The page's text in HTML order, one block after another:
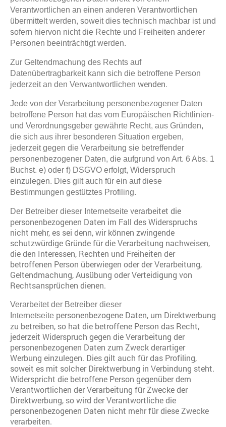
Verantwortlichen an einen anderen Verantwortlichen
übermittelt werden, soweit dies technisch machbar ist und
sofern hiervon nicht die Rechte und Freiheiten anderer
Personen beeinträchtigt werden.
Zur Geltendmachung des Rechts auf
Datenübertragbarkeit kann sich die betroffene Person
jederzeit an den Verwantwortlichen wenden.
Jede von der Verarbeitung personenbezogener Daten
betroffene Person hat das vom Europäischen Richtlinien-
und Verordnungsgeber gewährte Recht, aus Gründen,
die sich aus ihrer besonderen Situation ergeben,
jederzeit gegen die Verarbeitung sie betreffender
personenbezogener Daten, die aufgrund von Art. 6 Abs. 1
Buchst. e) oder f) DSGVO erfolgt, Widerspruch
einzulegen. Dies gilt auch für ein auf diese
Bestimmungen gestütztes Profiling.
Der Betreiber dieser Internetseite verarbeitet die
personenbezogenen Daten im Fall des Widerspruchs
nicht mehr, es sei denn, wir können zwingende
schutzwürdige Gründe für die Verarbeitung nachweisen,
die den Interessen, Rechten und Freiheiten der
betroffenen Person überwiegen oder der Verarbeitung,
Geltendmachung, Ausübung oder Verteidigung von
Rechtsansprüchen dienen.
Verarbeitet der Betreiber dieser
Internetseite personenbezogene Daten, um Direktwerbung
zu betreiben, so hat die betroffene Person das Recht,
jederzeit Widerspruch gegen die Verarbeitung der
personenbezogenen Daten zum Zweck derartiger
Werbung einzulegen. Dies gilt auch für das Profiling,
soweit es mit solcher Direktwerbung in Verbindung steht.
Widerspricht die betroffene Person gegenüber dem
Verantwortlichen der Verarbeitung für Zwecke der
Direktwerbung, so wird der Verantwortliche die
personenbezogenen Daten nicht mehr für diese Zwecke
verarbeiten.